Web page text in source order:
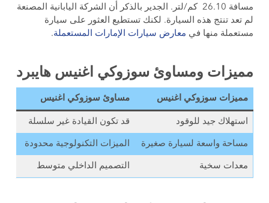
مسافة 26.10 كم/لتر. الجدير بالذكر أن الشركة اليابانية المصنعة
لم تعد تنتج هذه السيارة. لكنك تستطيع العثور على سيارة
مستعملة منها في معارض سيارات الإمارات المستعملة.
مميزات ومساوئ سوزوكي اغنيس هايبرد
مميزات سوزوكي اغنيس مساوئ سوزوكي اغنيس
استهلاك جيد للوقود قد تكون القيادة غير سلسلة
مساحة واسعة لسيارة صغيرة الميزات التكنولوجية محدودة
معدات سخية التصميم الداخلي متوسط